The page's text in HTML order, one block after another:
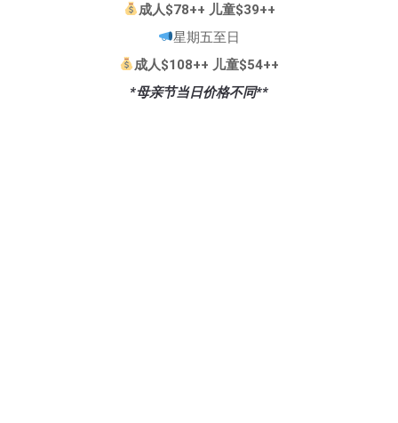
成人$78++ 儿童$39++
星期五至日
成人$108++ 儿童$54++
*母亲节当日价格不同**